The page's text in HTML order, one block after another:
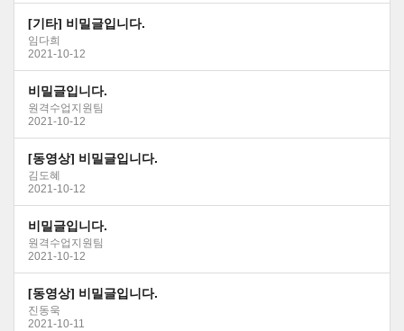
[기타] 비밀글입니다.
임다희
2021-10-12
비밀글입니다.
원격수업지원팀
2021-10-12
[동영상] 비밀글입니다.
김도혜
2021-10-12
비밀글입니다.
원격수업지원팀
2021-10-12
[동영상] 비밀글입니다.
진동욱
2021-10-11